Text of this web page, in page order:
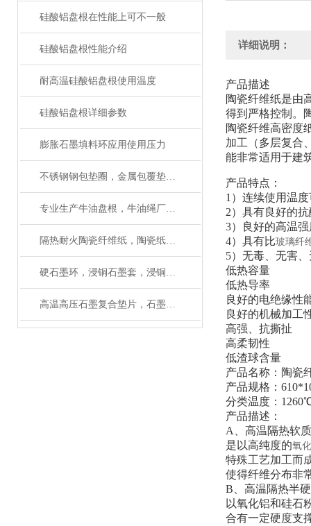
硅酸铝盘根在性能上可不一般
硅酸铝盘根性能介绍
耐高温硅酸铝盘根使用温度
硅酸铝盘根详细参数
膨胀石墨填料环应用使用压力
不锈钢钢包垫圈，金属包覆垫片生产工艺
专业生产牛油盘根，牛油绳厂家（质量有保障）
隔热耐火陶瓷纤维纸，陶瓷纸专业厂家
硬石墨环，浸铜石墨套，浸铜石墨管生产厂家
高温高压石墨复合垫片，石墨垫圈性能应用
详细说明：
产品描述
陶瓷纤维纸是由
得到严格控制。
陶瓷纤维高密度
加工（多层复合
能非常适用于建
产品特点：
1）连续使用温
2）具有良好的
3）良好的高温
4）具有比玻璃纤
5）无毒、无害
低热容量
低热导率
良好的电绝缘性
良好的机械加工
高强、抗撕扯
高柔韧性
低渣球含量
产品名称：陶瓷
产品规格：
分类温度：
产品描述：
A、高温隔热软
是以高纯度的氧
特殊工艺加工而
使得纤维分布非
B、高温隔热半
以氧化铝和硅石
合有一定硬度支